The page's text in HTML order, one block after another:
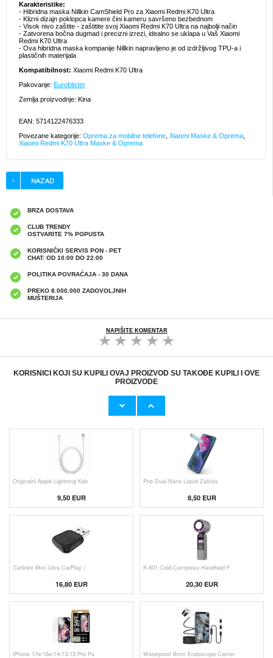
Karakteristike:
- Hibridna maska Nillkin CamShield Pro za Xiaomi Redmi K70 Ultra
- Klizni dizajn poklopca kamere čini kameru savršeno bezbednom
- Visok nivo zaštite - zaštitite svoj Xiaomi Redmi K70 Ultra na najbolji način
- Zatvorena bočna dugmad i precizni izrezi, idealno se uklapa u Vaš Xiaomi
Redmi K70 Ultra
- Ova hibridna maska kompanije Nillkin napravljeno je od izdržljivog TPU-a i
plastičnih materijala
Kompatibilnost: Xiaomi Redmi K70 Ultra
Pakovanje: Euroblister
Zemlja proizvodnje: Kina
EAN: 5714122476333
Povezane kategorije: Oprema za mobilne telefone Xiaomi Maske & Oprema
Xiaomi Redmi K70 Ultra Maske & Oprema
BRZA DOSTAVA
CLUB TRENDY
OSTVARITE 7% POPUSTA
KORISNIČKI SERVIS PON - PET
CHAT: OD 10:00 DO 22:00
POLITIKA POVRAĆAJA - 30 DANA
PREKO 8.000.000 ZADOVOLJNIH
MUŠTERIJA
NAPIŠITE KOMENTAR
KORISNICI KOJI SU KUPILI OVAJ PROIZVOD SU TAKOĐE KUPILI I OVE
PROIZVODE
HHW 660W GaN 10-Port USB-C Cha
Originalni Apple Lightning Kab
9,50 EUR
Prio Dual Nano Liquid Zaštita
8,50 EUR
Carlinkit Mini Ultra CarPlay /
16,80 EUR
K-801 Cold-Compress Handheld F
20,30 EUR
iPhone 17e/16e/14/13/13 Pro Pa Waterproof 8mm Endoscope Camer